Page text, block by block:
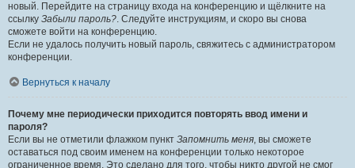
новый. Перейдите на страницу входа на конференцию и щёлкните на
ссылку Забыли пароль?. Следуйте инструкциям, и скоро вы снова
сможете войти на конференцию.
Если не удалось получить новый пароль, свяжитесь с администратором
конференции.
Вернуться к началу
Почему мне периодически приходится повторять ввод имени и
пароля?
Если вы не отметили флажком пункт Запомнить меня, вы сможете
оставаться под своим именем на конференции только некоторое
ограниченное время. Это сделано для того, чтобы никто другой не смог